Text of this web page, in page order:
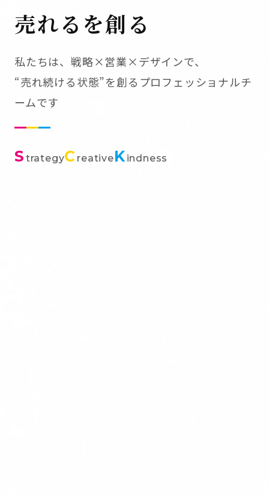
売れるを創る
私たちは、戦略×営業×デザインで、
“売れ続ける状態”を創るプロフェッショナルチ
ームです
S trategyC reativeKindness